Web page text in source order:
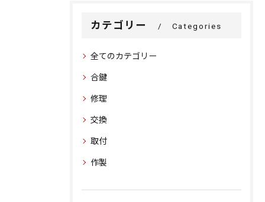
カテゴリー Categories
全てのカテゴリー
合鍵
修理
交換
取付
作製